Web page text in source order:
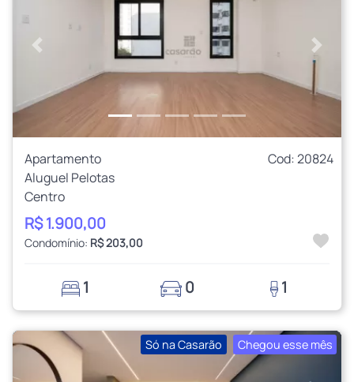
Anterior
Apartamento
Cod: 20824
Aluguel Pelotas
Centro
R$ 1.900,00
Condomínio: R$ 203,00
1 0 1
Só na Casarão Chegou esse mês